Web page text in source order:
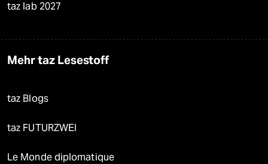
taz lab 2027
Mehr taz Lesestoff
taz Blogs
taz FUTURZWEI
Le Monde diplomatique